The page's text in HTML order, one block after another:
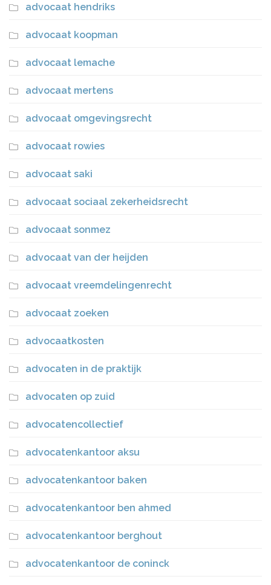
advocaat hendriks
advocaat koopman
advocaat lemache
advocaat mertens
advocaat omgevingsrecht
advocaat rowies
advocaat saki
advocaat sociaal zekerheidsrecht
advocaat sonmez
advocaat van der heijden
advocaat vreemdelingenrecht
advocaat zoeken
advocaatkosten
advocaten in de praktijk
advocaten op zuid
advocatencollectief
advocatenkantoor aksu
advocatenkantoor baken
advocatenkantoor ben ahmed
advocatenkantoor berghout
advocatenkantoor de coninck